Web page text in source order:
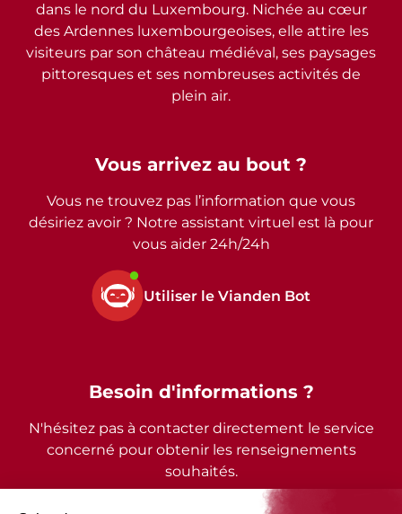
Vous arrivez au bout ?
Vous ne trouvez pas l’information que vous
désiriez avoir ? Notre assistant virtuel est là pour
vous aider 24h/24h
Utiliser le Vianden Bot
dans le nord du Luxembourg. Nichée au cœur
des Ardennes luxembourgeoises, elle attire les
visiteurs par son château médiéval, ses paysages
pittoresques et ses nombreuses activités de
plein air.
Besoin d'informations ?
N'hésitez pas à contacter directement le service
concerné pour obtenir les renseignements
souhaités.